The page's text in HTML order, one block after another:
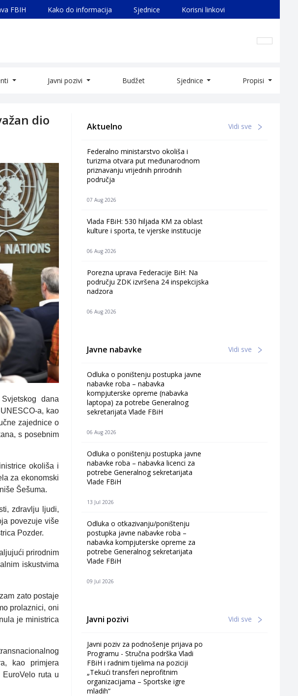
FBIH Kako do informacija Sjednice Korisni linkovi
Javni pozivi Budžet Sjednice Propisi
dio
dana
a, kao
zajednice o
s posebnim
okoliša i
za ekonomski
Šešuma.
zdravlju ljudi,
povezuje više
Pozder.
prirodnim
iskustvima
zato postaje
prolaznici, oni
je ministrica
kao primjera
ruta u
Aktuelno Vidi sve
Federalno ministarstvo okoliša i
turizma otvara put međunarodnom
priznavanju vrijednih prirodnih
područja
07 Aug 2026
Vlada FBiH: 530 hiljada KM za oblast
kulture i sporta, te vjerske institucije
06 Aug 2026
Porezna uprava Federacije BiH: Na
području ZDK izvršena 24 inspekcijska
nadzora
06 Aug 2026
Javne nabavke Vidi sve
Odluka o poništenju postupka javne
nabavke roba – nabavka
kompjuterske opreme (nabavka
laptopa) za potrebe Generalnog
sekretarijata Vlade FBiH
06 Aug 2026
Odluka o poništenju postupka javne
nabavke roba – nabavka licenci za
potrebe Generalnog sekretarijata
Vlade FBiH
13 Jul 2026
Odluka o otkazivanju/poništenju
postupka javne nabavke roba –
nabavka kompjuterske opreme za
potrebe Generalnog sekretarijata
Vlade FBiH
09 Jul 2026
Javni pozivi Vidi sve
Javni poziv za podnošenje prijava po
Programu - Stručna podrška Vladi
FBiH i radnim tijelima na poziciji
„Tekući transferi neprofitnim
organizacijama – Sportske igre
mladih“